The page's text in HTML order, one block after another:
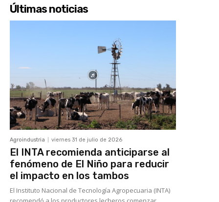
Últimas noticias
Agroindustria viernes 31 de julio de 2026
El INTA recomienda anticiparse al
fenómeno de El Niño para reducir
el impacto en los tambos
El Instituto Nacional de Tecnología Agropecuaria (INTA)